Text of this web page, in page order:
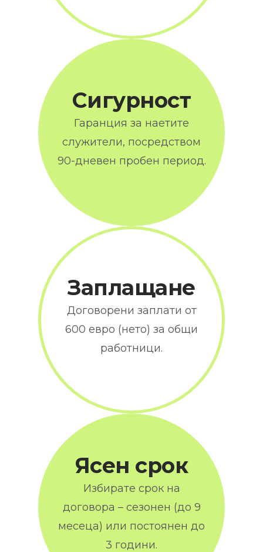
Сигурност
Гаранция за наетите
служители, посредством
90-дневен пробен период.
Заплащане
Договорени заплати от
600 евро (нето) за общи
работници.
Ясен срок
Избирате срок на
договора – сезонен (до 9
месеца) или постоянен до
3 години.